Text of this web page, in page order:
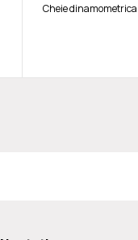
Cheie dinamometrica